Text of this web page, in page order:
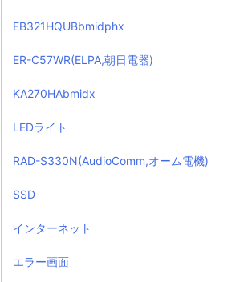
EB321HQUBbmidphx
ER-C57WR(ELPA,朝日電器)
KA270HAbmidx
LEDライト
RAD-S330N(AudioComm,オーム電機)
SSD
インターネット
エラー画面